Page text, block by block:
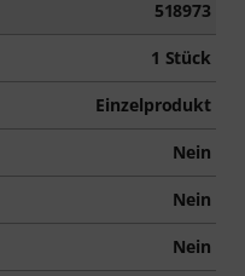
518973
1 Stück
Einzelprodukt
Nein
Nein
Nein